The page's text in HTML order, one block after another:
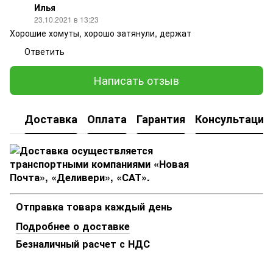
Илья
23.10.2021 в 13:23
Хорошие хомуты, хорошо затянули, держат
Ответить
Написать отзыв
Доставка Оплата Гарантия Консультация
Отправка товара каждый день
Подробнее о доставке
Безналичный расчет с НДС